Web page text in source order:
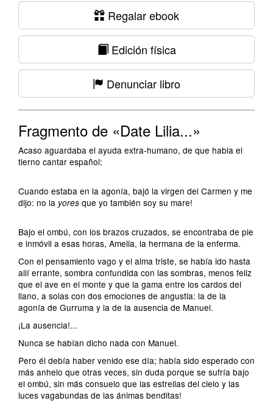
Regalar ebook
Edición física
Denunciar libro
Fragmento de «Date Lilia...»
Acaso aguardaba el ayuda extra-humano, de que habla el
tierno cantar español:
Cuando estaba en la agonía, bajó la virgen del Carmen y me
dijo: no la yores que yo también soy su mare!
Bajo el ombú, con los brazos cruzados, se encontraba de pie
e inmóvil a esas horas, Amelia, la hermana de la enferma.
Con el pensamiento vago y el alma triste, se había ido hasta
allí errante, sombra confundida con las sombras, menos feliz
que el ave en el monte y que la gama entre los cardos del
llano, a solas con dos emociones de angustia: la de la
agonía de Gurruma y la de la ausencia de Manuel.
¡La ausencia!...
Nunca se habían dicho nada con Manuel.
Pero él debía haber venido ese día; había sido esperado con
más anhelo que otras veces, sin duda porque se sufría bajo
el ombú, sin más consuelo que las estrellas del cielo y las
luces vagabundas de las ánimas benditas!